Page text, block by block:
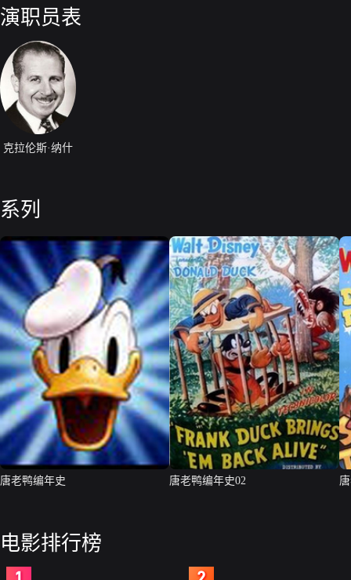
演职员表
克拉伦斯·纳什
系列
唐老鸭编年史 唐老鸭编年史02
电影排行榜